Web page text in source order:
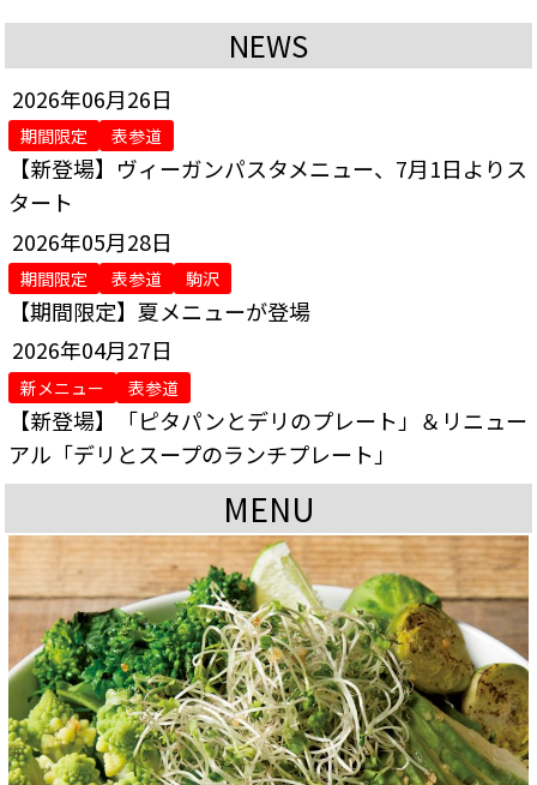
NEWS
2026年06月26日
期間限定 表参道
【新登場】ヴィーガンパスタメニュー、7月1日よりス
タート
2026年05月28日
期間限定 表参道 駒沢
【期間限定】夏メニューが登場
2026年04月27日
新メニュー 表参道
【新登場】「ピタパンとデリのプレート」＆リニュー
アル「デリとスープのランチプレート」
MENU